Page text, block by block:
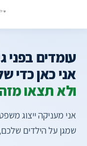
עומדים בפני
אני כאן כדי
ולא תצאו
אני מעניקה ייצוג
שמגן על הילדים